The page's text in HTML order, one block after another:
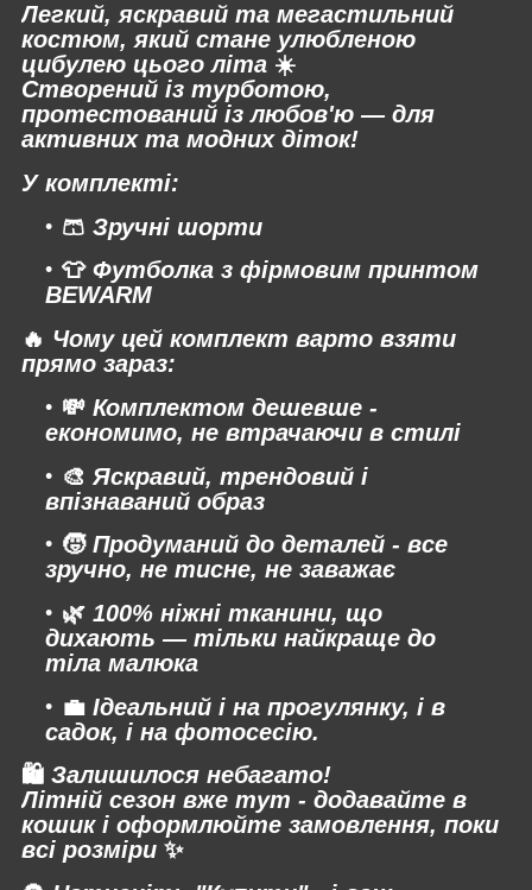
Легкий, яскравий та мегастильний
костюм, який стане улюбленою
цибулею цього літа ☀️
Створений із турботою,
протестований із любов'ю — для
активних та модних діток!
У комплекті:
🩳 Зручні шорти
👕 Футболка з фірмовим принтом
BEWARM
🔥 Чому цей комплект варто взяти
прямо зараз:
💸 Комплектом дешевше -
економимо, не втрачаючи в стилі
🎨 Яскравий, трендовий і
впізнаваний образ
🧒Продуманий до деталей - все
зручно, не тисне, не заважає
🌿 100% ніжні тканини, що
дихають — тільки найкраще до
тіла малюка
💼 Ідеальний і на прогулянку, і в
садок, і на фотосесію.
🛍 Залишилося небагато!
Літній сезон вже тут - додавайте в
кошик і оформлюйте замовлення, поки
всі розміри ✨